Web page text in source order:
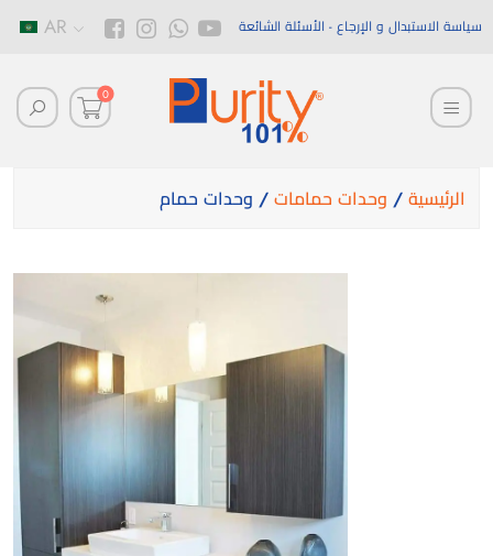
AR سياسة الاستبدال و الإرجاع الأسئلة الشائعة
0
الرئيسية / وحدات حمامات / وحدات حمام